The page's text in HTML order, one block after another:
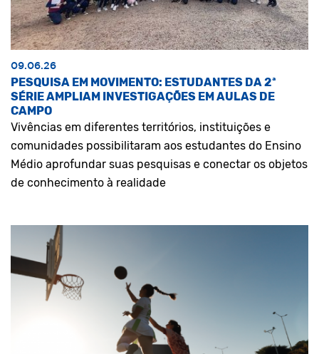
09.06.26
PESQUISA EM MOVIMENTO: ESTUDANTES DA 2ª
SÉRIE AMPLIAM INVESTIGAÇÕES EM AULAS DE
CAMPO
Vivências em diferentes territórios, instituições e
comunidades possibilitaram aos estudantes do Ensino
Médio aprofundar suas pesquisas e conectar os objetos
de conhecimento à realidade